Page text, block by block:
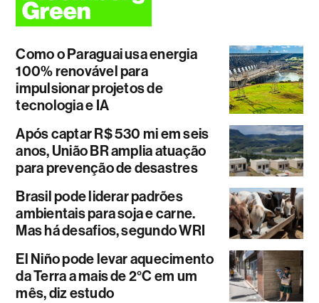
Como o Paraguai usa energia
100% renovável para
impulsionar projetos de
tecnologia e IA
Após captar R$ 530 mi em seis
anos, União BR amplia atuação
para prevenção de desastres
Brasil pode liderar padrões
ambientais para soja e carne.
Mas há desafios, segundo WRI
El Niño pode levar aquecimento
da Terra a mais de 2°C em um
mês, diz estudo